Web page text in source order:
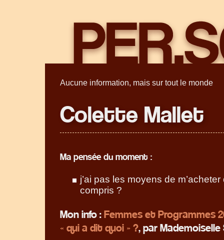
Aucune information, mais sur tout le monde
Colette Mallet
Ma pensée du moment :
j’ai pas les moyens de
compris ?
Mon info :Femmes et Programmes
« qui a dit quoi » ?, par Mademoiselle